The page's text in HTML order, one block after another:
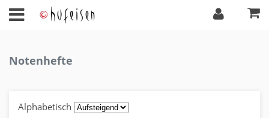
Notenhefte
Alphabetisch